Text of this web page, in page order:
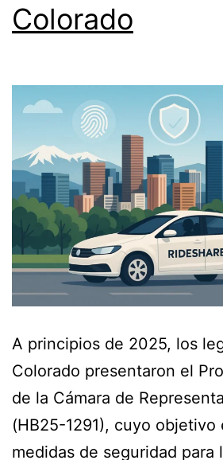
Colorado
A principios de 2025, los
Colorado presentaron el
de la Cámara de
(HB25-1291), cuyo objetivo
medidas de seguridad para